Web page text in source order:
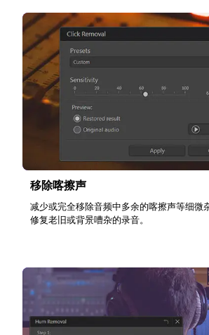
移除喀擦声
减少或完全移除音频中多余的喀擦声等细微
修复老旧或背景嘈杂的录音。